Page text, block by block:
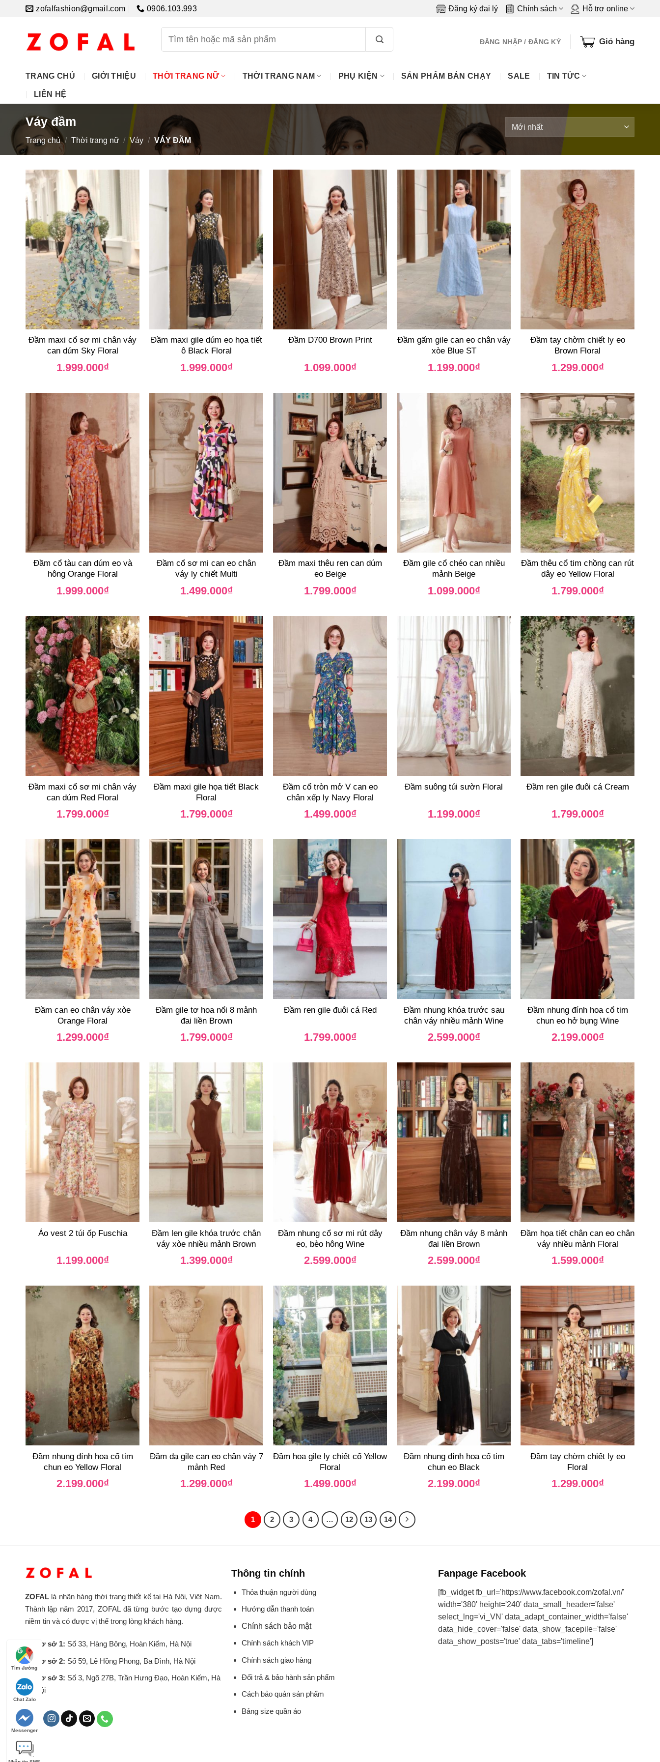
zofalfashion@gmail.com 0906.103.993 Đăng ký đại lý Chính sách Hỗ trợ online
kiếm:
ĐĂNG NHẬP / ĐĂNG KÝ Giỏ hàng
TRANG CHỦ GIỚI THIỆU THỜI TRANG NỮ THỜI TRANG NAM PHỤ KIỆN SẢN PHẨM BÁN CHẠY SALE TIN TỨC
LIÊN HỆ
Váy đầm
Trang chủ / Thời trang nữ / Váy / VÁY ĐẦM
Đầm maxi cổ sơ mi chân váy
can dúm Sky Floral
1.999.000₫
Đầm maxi gile dúm eo họa tiết
ô Black Floral
1.999.000₫
Đầm D700 Brown Print
1.099.000₫
Đầm gấm gile can eo chân váy
xòe Blue ST
1.199.000₫
Đầm tay chờm chiết ly eo
Brown Floral
1.299.000₫
Đầm cổ tàu can dúm eo và
hông Orange Floral
1.999.000₫
Đầm cổ sơ mi can eo chân
váy ly chiết Multi
1.499.000₫
Đầm maxi thêu ren can dúm
eo Beige
1.799.000₫
Đầm gile cổ chéo can nhiều
mảnh Beige
1.099.000₫
Đầm thêu cổ tim chồng can rút
dây eo Yellow Floral
1.799.000₫
Đầm maxi cổ sơ mi chân váy
can dúm Red Floral
1.799.000₫
Đầm maxi gile họa tiết Black
Floral
1.799.000₫
Đầm cổ tròn mở V can eo
chân xếp ly Navy Floral
1.499.000₫
Đầm suông túi sườn Floral
1.199.000₫
Đầm ren gile đuôi cá Cream
1.799.000₫
Đầm can eo chân váy xòe
Orange Floral
1.299.000₫
Đầm gile tơ hoa nổi 8 mảnh
đai liền Brown
1.799.000₫
Đầm ren gile đuôi cá Red
1.799.000₫
Đầm nhung khóa trước sau
chân váy nhiều mảnh Wine
2.599.000₫
Đầm nhung đính hoa cổ tim
chun eo hở bụng Wine
2.199.000₫
Áo vest 2 túi ốp Fuschia
1.199.000₫
Đầm len gile khóa trước chân
váy xòe nhiều mảnh Brown
1.399.000₫
Đầm nhung cổ sơ mi rút dây
eo, bèo hông Wine
2.599.000₫
Đầm nhung chân váy 8 mảnh
đai liền Brown
2.599.000₫
Đầm họa tiết chân can eo chân
váy nhiều mảnh Floral
1.599.000₫
Đầm nhung đính hoa cổ tim
chun eo Yellow Floral
2.199.000₫
Đầm dạ gile can eo chân váy 7
mảnh Red
1.299.000₫
Đầm hoa gile ly chiết cổ Yellow
Floral
1.499.000₫
Đầm nhung đính hoa cổ tim
chun eo Black
2.199.000₫
Đầm tay chờm chiết ly eo
Floral
1.299.000₫
1 2 3 4 … 12 13 14
ZOFALlà nhãn hàng thời trang thiết kế tại Hà Nội, Việt Nam.
Thành lập năm 2017, ZOFAL đã từng bước tạo dựng được
niềm tin và có được vị thế trong lòng khách hàng.
Cơ sở 1: Số 33, Hàng Bông, Hoàn Kiếm, Hà Nội
Cơ sở 2: Số 59, Lê Hồng Phong, Ba Đình, Hà Nội
Cơ sở 3: Số 3, Ngõ 27B, Trần Hưng Đạo, Hoàn Kiếm, Hà
Nội
Thông tin chính
Thỏa thuận người dùng
Hướng dẫn thanh toán
Chính sách bảo mật
Chính sách khách VIP
Chính sách giao hàng
Đổi trả & bảo hành sản phẩm
Cách bảo quản sản phẩm
Bảng size quần áo
Fanpage Facebook
[fb_widget fb_url='https://www.facebook.com/zofal.vn/'
width='380' height='240' data_small_header='false'
select_lng='vi_VN' data_adapt_container_width='false'
data_hide_cover='false' data_show_facepile='false'
data_show_posts='true' data_tabs='timeline']
Tìm đường
Chat Zalo
Messenger